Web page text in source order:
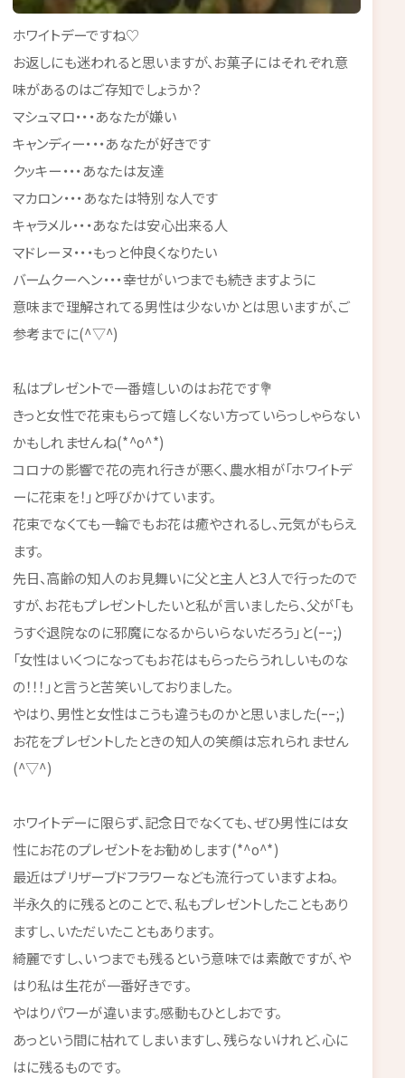
ホワイトデーですね♡
お返しにも迷われると思いますが、お菓子にはそれぞれ意
味があるのはご存知でしょうか？
マシュマロ・・・あなたが嫌い
キャンディー・・・あなたが好きです
クッキー・・・あなたは友達
マカロン・・・あなたは特別な人です
キャラメル・・・あなたは安心出来る人
マドレーヌ・・・もっと仲良くなりたい
バームクーヘン・・・幸せがいつまでも続きますように
意味まで理解されてる男性は少ないかとは思いますが、ご
参考までに(^▽^)
私はプレゼントで一番嬉しいのはお花です💐
きっと女性で花束もらって嬉しくない方っていらっしゃらない
かもしれませんね(*^o^*)
コロナの影響で花の売れ行きが悪く、農水相が「ホワイトデ
ーに花束を！」と呼びかけています。
花束でなくても一輪でもお花は癒やされるし、元気がもらえ
ます。
先日、高齢の知人のお見舞いに父と主人と3人で行ったので
すが、お花もプレゼントしたいと私が言いましたら、父が「も
うすぐ退院なのに邪魔になるからいらないだろう」と(ｰｰ;)
「女性はいくつになってもお花はもらったらうれしいものな
の！！！」と言うと苦笑いしておりました。
やはり、男性と女性はこうも違うものかと思いました(ｰｰ;)
お花をプレゼントしたときの知人の笑顔は忘れられません
(^▽^)
ホワイトデーに限らず、記念日でなくても、ぜひ男性には女
性にお花のプレゼントをお勧めします(*^o^*)
最近はプリザーブドフラワーなども流行っていますよね。
半永久的に残るとのことで、私もプレゼントしたこともあり
ますし、いただいたこともあります。
綺麗ですし、いつまでも残るという意味では素敵ですが、や
はり私は生花が一番好きです。
やはりパワーが違います。感動もひとしおです。
あっという間に枯れてしまいますし、残らないけれど、心に
はに残るものです。